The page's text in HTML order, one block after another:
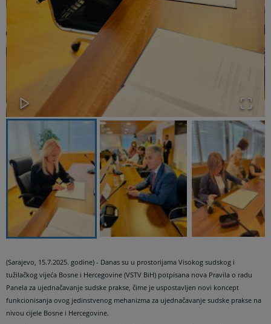
(Sarajevo, 15.7.2025. godine) - Danas su u prostorijama Visokog sudskog i
tužilačkog vijeća Bosne i Hercegovine (VSTV BiH) potpisana nova Pravila o radu
Panela za ujednačavanje sudske prakse, čime je uspostavljen novi koncept
funkcionisanja ovog jedinstvenog mehanizma za ujednačavanje sudske prakse na
nivou cijele Bosne i Hercegovine.